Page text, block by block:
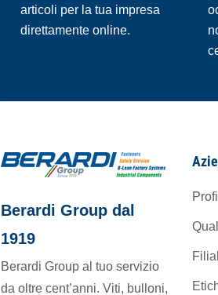
articoli per la tua impresa
direttamente online.
Berardi Group dal
1919
Berardi Group al tuo servizio
da oltre cent’anni. Viti, bulloni,